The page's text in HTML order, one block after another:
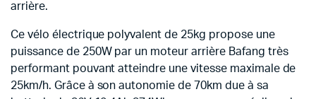
arrière.
Ce vélo électrique polyvalent de 25kg propose une
puissance de 250W par un moteur arrière Bafang très
performant pouvant atteindre une vitesse maximale de
25km/h. Grâce à son autonomie de 70km due à sa